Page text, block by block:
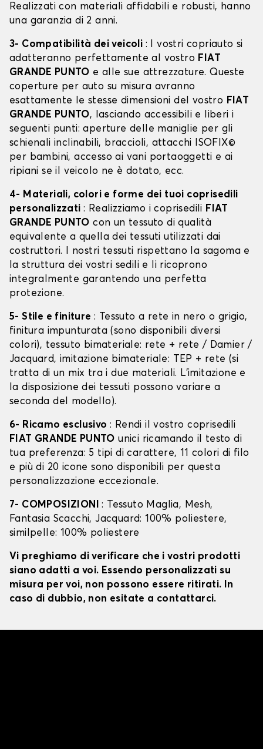
Realizzati con materiali affidabili e robusti, hanno
una garanzia di 2 anni.
3- Compatibilità dei veicoli : I vostri copriauto si
adatteranno perfettamente al vostro FIAT
GRANDE PUNTO e alle sue attrezzature. Queste
coperture per auto su misura avranno
esattamente le stesse dimensioni del vostro FIAT
GRANDE PUNTO, lasciando accessibili e liberi i
seguenti punti: aperture delle maniglie per gli
schienali inclinabili, braccioli, attacchi ISOFIX©
per bambini, accesso ai vani portaoggetti e ai
ripiani se il veicolo ne è dotato, ecc.
4- Materiali, colori e forme dei tuoi coprisedili
personalizzati: Realizziamo i coprisedili FIAT
GRANDE PUNTO con un tessuto di qualità
equivalente a quella dei tessuti utilizzati dai
costruttori. I nostri tessuti rispettano la sagoma e
la struttura dei vostri sedili e li ricoprono
integralmente garantendo una perfetta
protezione.
5- Stile e finiture : Tessuto a rete in nero o grigio,
finitura impunturata (sono disponibili diversi
colori), tessuto bimateriale: rete + rete / Damier /
Jacquard, imitazione bimateriale: TEP + rete (si
tratta di un mix tra i due materiali. L'imitazione e
la disposizione dei tessuti possono variare a
seconda del modello).
6- Ricamo esclusivo : Rendi il vostro coprisedili
FIAT GRANDE PUNTO unici ricamando il testo di
tua preferenza: 5 tipi di carattere, 11 colori di filo
e più di 20 icone sono disponibili per questa
personalizzazione eccezionale.
7- COMPOSIZIONI: Tessuto Maglia, Mesh,
Fantasia Scacchi, Jacquard: 100% poliestere,
similpelle: 100% poliestere
Vi preghiamo di verificare che i vostri prodotti
siano adatti a voi. Essendo personalizzati su
misura per voi, non possono essere ritirati. In
caso di dubbio, non esitate a contattarci.